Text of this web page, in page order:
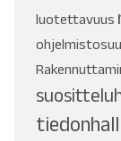
luotettavuus